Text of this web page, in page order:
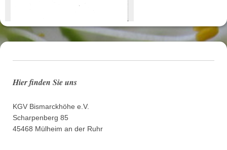
Hier finden Sie uns
KGV Bismarckhöhe e.V.
Scharpenberg 85
45468 Mülheim an der Ruhr